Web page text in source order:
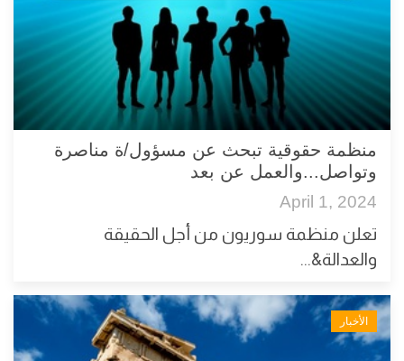
منظمة حقوقية تبحث عن مسؤول/ة مناصرة
وتواصل...والعمل عن بعد
April 1, 2024
تعلن منظمة سوريون من أجل الحقيقة
والعدالة&...
الأخبار